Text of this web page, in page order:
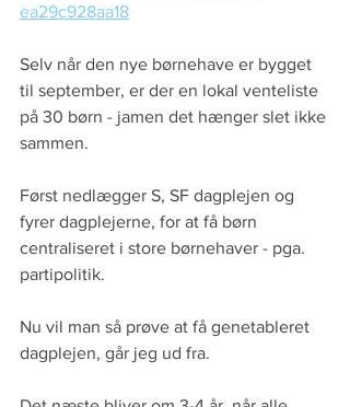
ea29c928aa18
Selv når den nye børnehave er bygget
til september, er der en lokal venteliste
på 30 børn - jamen det hænger slet ikke
sammen.
Først nedlægger S, SF dagplejen og
fyrer dagplejerne, for at få børn
centraliseret i store børnehaver - pga.
partipolitik.
Nu vil man så prøve at få genetableret
dagplejen, går jeg ud fra.